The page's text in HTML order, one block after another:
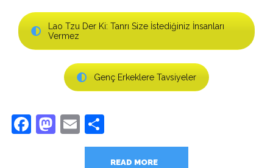
Lao Tzu Der Ki: Tanrı Size İstediğiniz İnsanları
Vermez
Genç Erkeklere Tavsiyeler
Facebook
Mastodon
Email
READ MORE